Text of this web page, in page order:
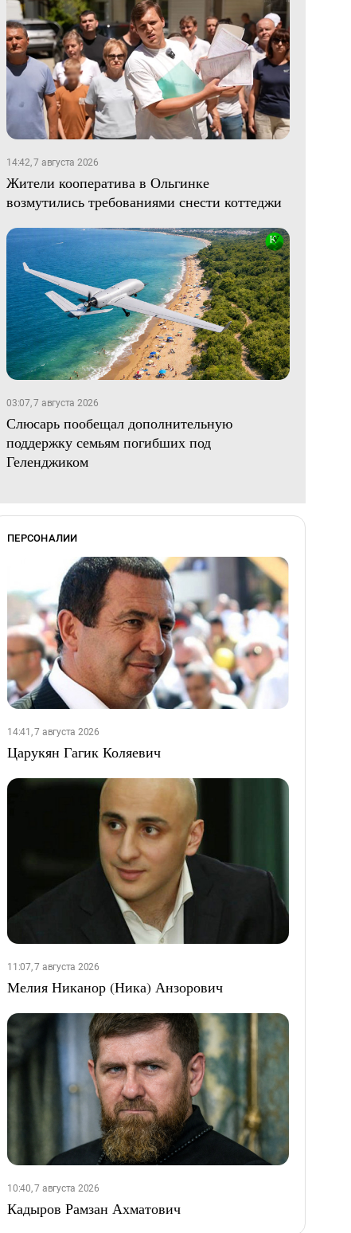
14:42, 7 августа 2026
Жители кооператива в Ольгинке
возмутились требованиями снести коттеджи
03:07, 7 августа 2026
Слюсарь пообещал дополнительную
поддержку семьям погибших под
Геленджиком
ПЕРСОНАЛИИ
14:41, 7 августа 2026
Царукян Гагик Коляевич
11:07, 7 августа 2026
Мелия Никанор (Ника) Анзорович
10:40, 7 августа 2026
Кадыров Рамзан Ахматович